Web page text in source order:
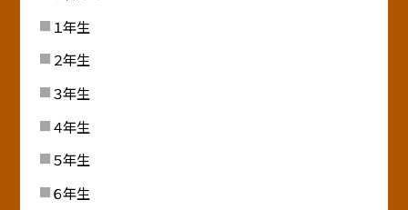
１年生
２年生
３年生
４年生
５年生
６年生